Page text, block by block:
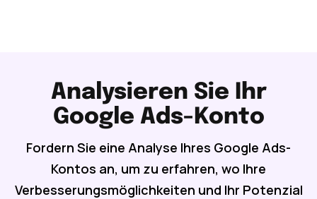
Analysieren Sie Ihr
Google Ads-Konto
Fordern Sie eine Analyse Ihres Google Ads-
Kontos an, um zu erfahren, wo Ihre
Verbesserungsmöglichkeiten und Ihr Potenzial